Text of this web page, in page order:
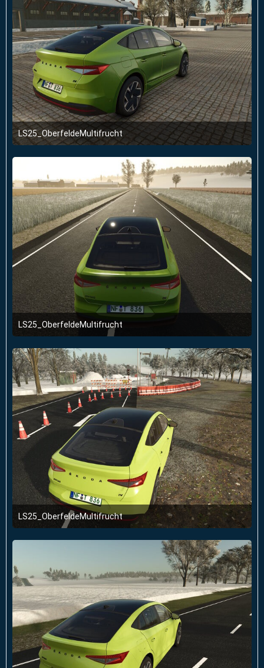
LS25_OberfeldeMultifrucht
2. Januar 2026 um 23:51
LS25_OberfeldeMultifrucht
2. Januar 2026 um 23:51
LS25_OberfeldeMultifrucht
2. Januar 2026 um 23:51